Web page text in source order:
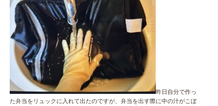
昨日自分で作っ
た弁当をリュックに入れて出たのですが、弁当を出す際に中の汁がこぼ